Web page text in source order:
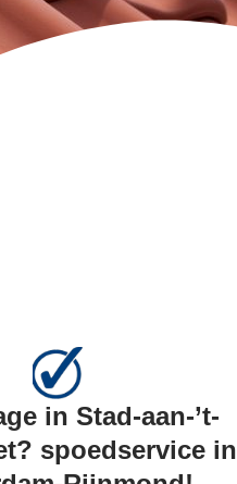
in Stad-aan-’t-
spoedservice in